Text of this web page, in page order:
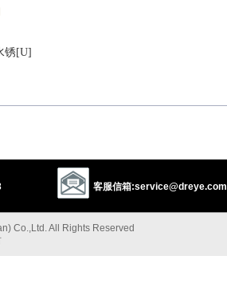
锈[U]
客服信箱:service@dreye.com
Co.,Ltd. All Rights Reserved